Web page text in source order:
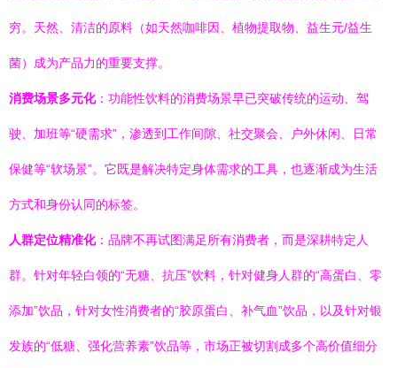
穷。天然、清洁的原料（如天然咖啡因、植物提取物、益生元/益生
菌）成为产品力的重要支撑。
消费场景多元化：功能性饮料的消费场景早已突破传统的运动、驾
驶、加班等“硬需求”，渗透到工作间隙、社交聚会、户外休闲、日常
保健等“软场景”。它既是解决特定身体需求的工具，也逐渐成为生活
方式和身份认同的标签。
人群定位精准化：品牌不再试图满足所有消费者，而是深耕特定人
群。针对年轻白领的“无糖、抗压”饮料，针对健身人群的“高蛋白、零
添加”饮品，针对女性消费者的“胶原蛋白、补气血”饮品，以及针对银
发族的“低糖、强化营养素”饮品等，市场正被切割成多个高价值细分